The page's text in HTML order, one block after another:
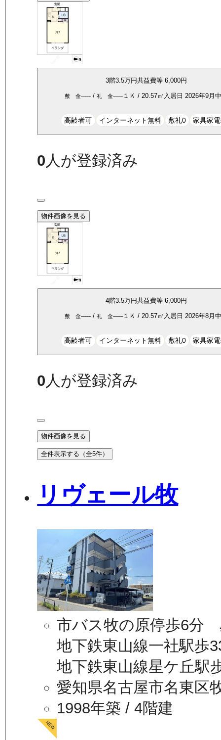
3階3.5万円共益費等6,000円
敷 金----- /礼 金----- １Ｋ /20.57㎡ 入居日2026年9月
高齢者可 インターネット無料 敷礼0 家具家
0 人が登録済み
物件画像を見る
4階3.5万円共益費等6,000円
敷 金----- /礼 金----- １Ｋ /20.57㎡ 入居日2026年8月
高齢者可 インターネット無料 敷礼0 家具家
0 人が登録済み
物件画像を見る
全件表示する（全5件）
リヴェール牧
市バス牧の原停歩6分
地下鉄東山線一社駅歩
地下鉄東山線星ケ丘駅
愛知県名古屋市名東区
1998年築 / 4階建